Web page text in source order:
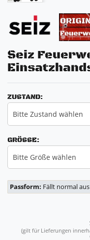
Seiz
ZUSTAND:
Bitte Zustand wählen
GRÖSSE:
Bitte Größe wählen
Passform: Fällt normal aus
(gilt für Lieferungen